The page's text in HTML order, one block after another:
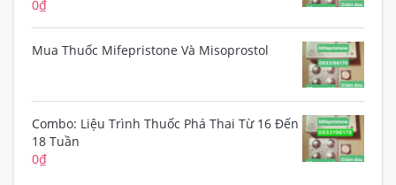
0₫
Mua Thuốc Mifepristone Và Misoprostol
Combo: Liệu Trình Thuốc Phá Thai Từ 16 Đến
18 Tuần
0₫